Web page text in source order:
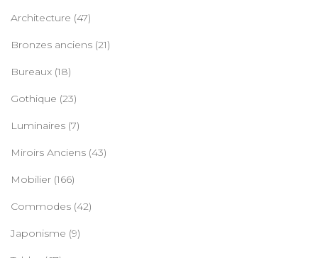
Architecture (47)
Bronzes anciens (21)
Bureaux (18)
Gothique (23)
Luminaires (7)
Miroirs Anciens (43)
Mobilier (166)
Commodes (42)
Japonisme (9)